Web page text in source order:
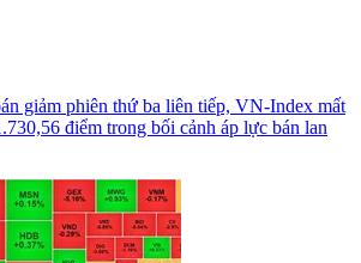
giảm phiên thứ ba liên tiếp, VN-Index mất
điểm trong bối cảnh áp lực bán lan